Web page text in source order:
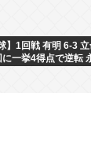
】1回戦 有明 6-3
一挙4得点で逆転